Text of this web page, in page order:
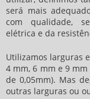
será mais
com qualidade,
elétrica e da
Utilizamos larguras
4 mm, 6 mm e 9 mm
de 0,05mm). Mas
outras larguras ou